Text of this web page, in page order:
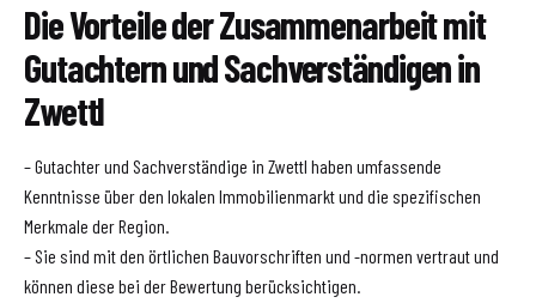
Die Vorteile der Zusammenarbeit mit
Gutachtern und Sachverständigen in
Zwettl
– Gutachter und Sachverständige in Zwettl haben umfassende
Kenntnisse über den lokalen Immobilienmarkt und die spezifischen
Merkmale der Region.
– Sie sind mit den örtlichen Bauvorschriften und -normen vertraut und
können diese bei der Bewertung berücksichtigen.